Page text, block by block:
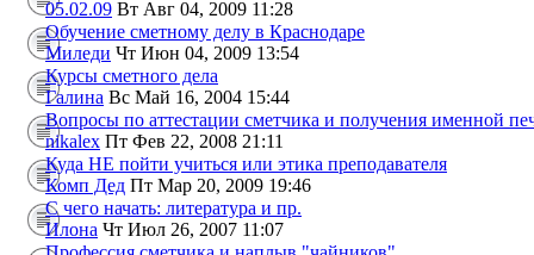
05.02.09 Вт Авг 04, 2009 11:28
Обучение сметному делу в Краснодаре
Миледи Чт Июн 04, 2009 13:54
Курсы сметного дела
Галина Вс Май 16, 2004 15:44
Вопросы по аттестации сметчика и получения именной
nikalex Пт Фев 22, 2008 21:11
Куда НЕ пойти учиться или этика преподавателя
Комп Дед Пт Мар 20, 2009 19:46
С чего начать: литература и пр.
Илона Чт Июл 26, 2007 11:07